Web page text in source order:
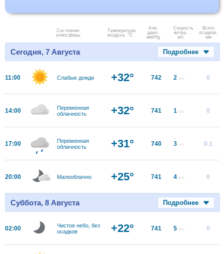
Состояние
атмосферы
Температура
воздуха, °C
Атм.
давл.
мм/Hg
Скорость
ветра.
м/с
Всего
осадков,
мм
Сегодня, 7 Августа Подробнее
11:00 Слабые дожди +32° 742 2 м/с 0
14:00
Переменная
облачность
+32° 741 1 м/с 0
17:00
Переменная
облачность
+31° 740 3 м/с 0.1
20:00 Малооблачно +25° 741 4 м/с 0
Суббота, 8 Августа Подробнее
02:00
Чистое небо, без
осадков
+22° 741 5 м/с 0